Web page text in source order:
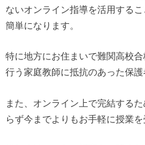
ないオンライン指導を活用する
簡単になります。
特に地方にお住まいで難関高校
行う家庭教師に抵抗のあった保
また、オンライン上で完結する
らず今までよりもお手軽に授業を